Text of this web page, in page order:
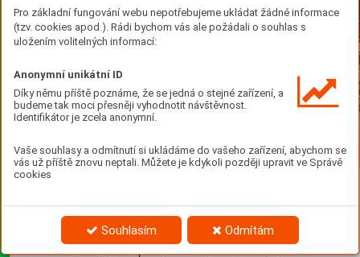
Pro základní fungování webu nepotřebujeme ukládat žádné informace
(tzv. cookies apod.). Rádi bychom vás ale požádali o souhlas s
uložením volitelných informací:
Anonymní unikátní ID
Díky němu příště poznáme, že se jedná o stejné zařízení, a
budeme tak moci přesněji vyhodnotit návštěvnost.
Identifikátor je zcela anonymní.
Vaše souhlasy a odmítnutí si ukládáme do vašeho zařízení, abychom se
vás už příště znovu neptali. Můžete je kdykoli později upravit ve Správě
cookies
Souhlasím Odmítám
soběstačnosti, jejímž základem je omezování
energetické závislosti na Rusku. Na konci června byla